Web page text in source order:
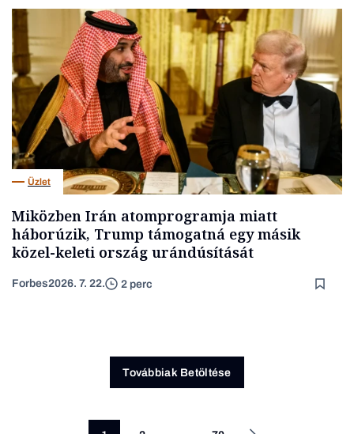
Üzlet
Miközben Irán atomprogramja miatt
háborúzik, Trump támogatná egy másik
közel-keleti ország urándúsítását
Forbes2026. 7. 22. 2 perc
Továbbiak Betöltése